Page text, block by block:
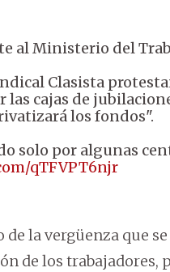
al Ministerio del
Clasista
las cajas de
los fondos".
solo por algunas
qTFVPT6njr
de la vergüenza que
de los trabajadores,